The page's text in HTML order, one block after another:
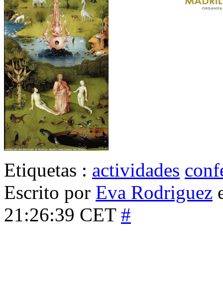
Etiquetas : actividades
Escrito por Eva Rodriguez
21:26:39 CET #